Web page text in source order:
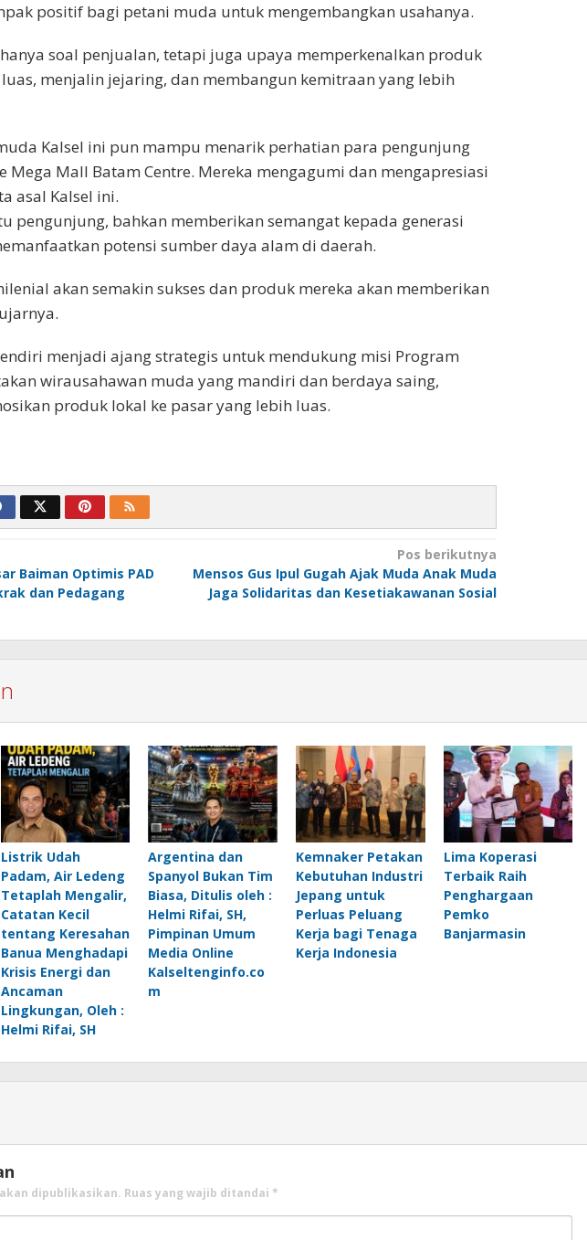
positif bagi petani muda untuk mengembangkan usahanya.
soal penjualan, tetapi juga upaya memperkenalkan produk
menjalin jejaring, dan membangun kemitraan yang lebih
Kalsel ini pun mampu menarik perhatian para pengunjung
Mega Mall Batam Centre. Mereka mengagumi dan mengapresiasi
asal Kalsel ini.
pengunjung, bahkan memberikan semangat kepada generasi
potensi sumber daya alam di daerah.
akan semakin sukses dan produk mereka akan memberikan
menjadi ajang strategis untuk mendukung misi Program
wirausahawan muda yang mandiri dan berdaya saing,
produk lokal ke pasar yang lebih luas.
Baiman Optimis PAD
dan Pedagang
Pos berikutnya
Mensos Gus Ipul Gugah Ajak Muda Anak Muda
Jaga Solidaritas dan Kesetiakawanan Sosial
Listrik Udah
Padam, Air Ledeng
Tetaplah Mengalir,
Catatan Kecil
tentang Keresahan
Banua Menghadapi
Krisis Energi dan
Ancaman
Lingkungan, Oleh :
Helmi Rifai, SH
Argentina dan
Spanyol Bukan Tim
Biasa, Ditulis oleh :
Helmi Rifai, SH,
Pimpinan Umum
Media Online
Kalseltenginfo.co
m
Kemnaker Petakan
Kebutuhan Industri
Jepang untuk
Perluas Peluang
Kerja bagi Tenaga
Kerja Indonesia
Lima Koperasi
Terbaik Raih
Penghargaan
Pemko
Banjarmasin
dipublikasikan. Ruas yang wajib ditandai *